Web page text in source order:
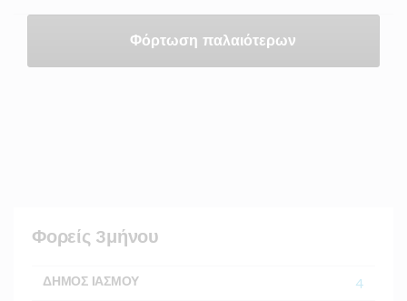
Φορείς 3μήνου
ΔΗΜΟΣ ΙΑΣΜΟΥ 4
Φόρτωση παλαιότερων